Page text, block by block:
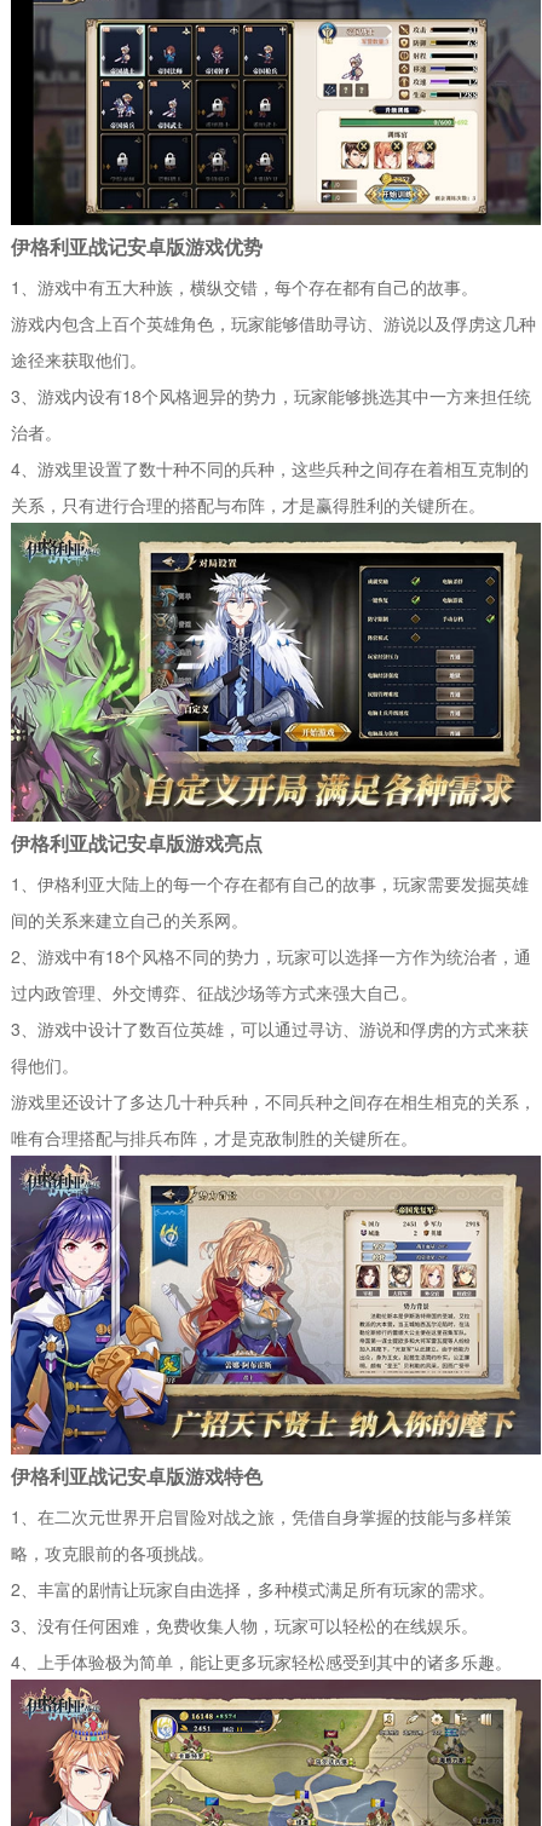
伊格利亚战记安卓版游戏优势
1、游戏中有五大种族，横纵交错，每个存在都有自己的故事。
游戏内包含上百个英雄角色，玩家能够借助寻访、游说以及俘虏这几种
途径来获取他们。
3、游戏内设有18个风格迥异的势力，玩家能够挑选其中一方来担任统
治者。
4、游戏里设置了数十种不同的兵种，这些兵种之间存在着相互克制的
关系，只有进行合理的搭配与布阵，才是赢得胜利的关键所在。
伊格利亚战记安卓版游戏亮点
1、伊格利亚大陆上的每一个存在都有自己的故事，玩家需要发掘英雄
间的关系来建立自己的关系网。
2、游戏中有18个风格不同的势力，玩家可以选择一方作为统治者，通
过内政管理、外交博弈、征战沙场等方式来强大自己。
3、游戏中设计了数百位英雄，可以通过寻访、游说和俘虏的方式来获
得他们。
游戏里还设计了多达几十种兵种，不同兵种之间存在相生相克的关系，
唯有合理搭配与排兵布阵，才是克敌制胜的关键所在。
伊格利亚战记安卓版游戏特色
1、在二次元世界开启冒险对战之旅，凭借自身掌握的技能与多样策
略，攻克眼前的各项挑战。
2、丰富的剧情让玩家自由选择，多种模式满足所有玩家的需求。
3、没有任何困难，免费收集人物，玩家可以轻松的在线娱乐。
4、上手体验极为简单，能让更多玩家轻松感受到其中的诸多乐趣。